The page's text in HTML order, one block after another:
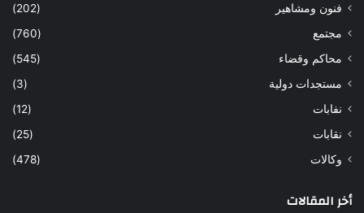
فنون ومشاهير
(202)
مجتمع
(760)
محاكم وقضاء
(545)
مستجدات دولية
(3)
نفابات
(12)
نقابات
(25)
وكالات
(478)
أخر المقالات